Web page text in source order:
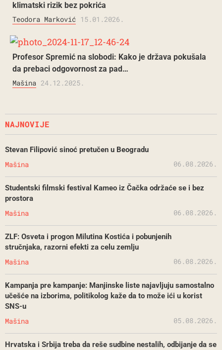
klimatski rizik bez pokrića
Teodora Marković 15.01.2026.
Profesor Spremić na slobodi: Kako je država pokušala
da prebaci odgovornost za pad…
Mašina 24.12.2025.
NAJNOVIJE
Stevan Filipović sinoć pretučen u Beogradu
Mašina 06.08.2026.
Studentski filmski festival Kameo iz Čačka održaće se i bez
prostora
Mašina 06.08.2026.
ZLF: Osveta i progon Milutina Kostića i pobunjenih
stručnjaka, razorni efekti za celu zemlju
Mašina 06.08.2026.
Kampanja pre kampanje: Manjinske liste najavljuju samostalno
učešće na izborima, politikolog kaže da to može ići u korist
SNS-u
Mašina 05.08.2026.
Hrvatska i Srbija treba da reše sudbine nestalih, odbijanje da se